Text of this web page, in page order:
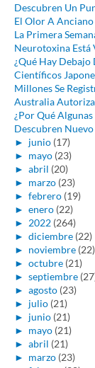
Descubren Un
El Olor A Anciano
La Primera
Neurotoxina Está
¿Qué Hay Debajo
Científicos
Millones Se
Australia
¿Por Qué Algunas
Descubren
► junio (17)
► mayo (23)
► abril (20)
► marzo (23)
► febrero (19)
► enero (22)
► 2022 (264)
► diciembre (22)
► noviembre (22)
► octubre (21)
► septiembre
► agosto (23)
► julio (21)
► junio (21)
► mayo (21)
► abril (21)
► marzo (23)